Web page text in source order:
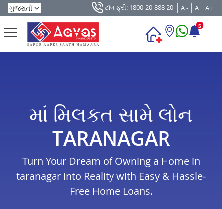
ટૉલ ફ્રી: 1800-20-888-20 A - A A+
5
માં મિલકત સામે લોન
TARANAGAR
Turn Your Dream of Owning a Home in
taranagar into Reality with Easy & Hassle-
Free Home Loans.